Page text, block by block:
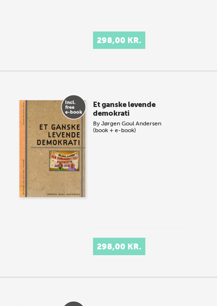
298,00 KR.
Et ganske levende
demokrati
ByJørgen Goul Andersen
(book + e-book)
298,00 KR.